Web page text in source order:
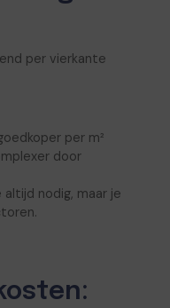
per vierkante
per m²
door
nodig, maar je